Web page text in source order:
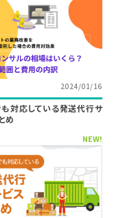
2024/01/16
対応している発送代行サ
め
NEW!